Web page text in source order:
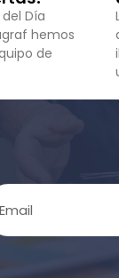
Día
hemos
de